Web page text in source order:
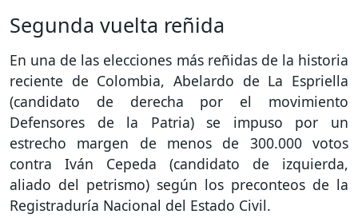
Segunda vuelta reñida
En una de las elecciones más reñidas de la historia
reciente de Colombia, Abelardo de La Espriella
(candidato de derecha por el movimiento
Defensores de la Patria) se impuso por un
estrecho margen de menos de 300.000 votos
contra Iván Cepeda (candidato de izquierda,
aliado del petrismo) según los preconteos de la
Registraduría Nacional del Estado Civil.